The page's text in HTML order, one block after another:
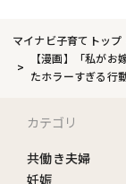
マイナビ子育てトップ
【漫画】「私が
たホラーすぎる行
カテゴリ
共働き夫婦
妊娠